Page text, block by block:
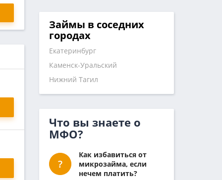
Займы в соседних
городах
Екатеринбург
Каменск-Уральский
Нижний Тагил
Что вы знаете о
МФО?
Как избавиться от
микрозайма, если
нечем платить?